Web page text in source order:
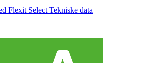
Flexit Select Tekniske data